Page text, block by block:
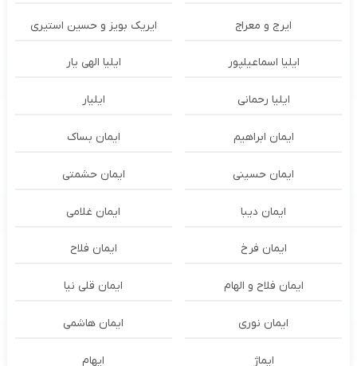
ایرج و معراج ایریک بویز و حسین استیری
ایلیا اسماعیلپور ایلیا الهی یار
ایلیا رحمانی ایلیار
ایمان ابراهیم ایمان بساک
ایمان حسینی ایمان حشمتی
ایمان دیبا ایمان غلامی
ایمان فرخ ایمان فلاح
ایمان فلاح و الهام ایمان قلی نیا
ایمان نوری ایمان هاشمی
ایماژ ایهام